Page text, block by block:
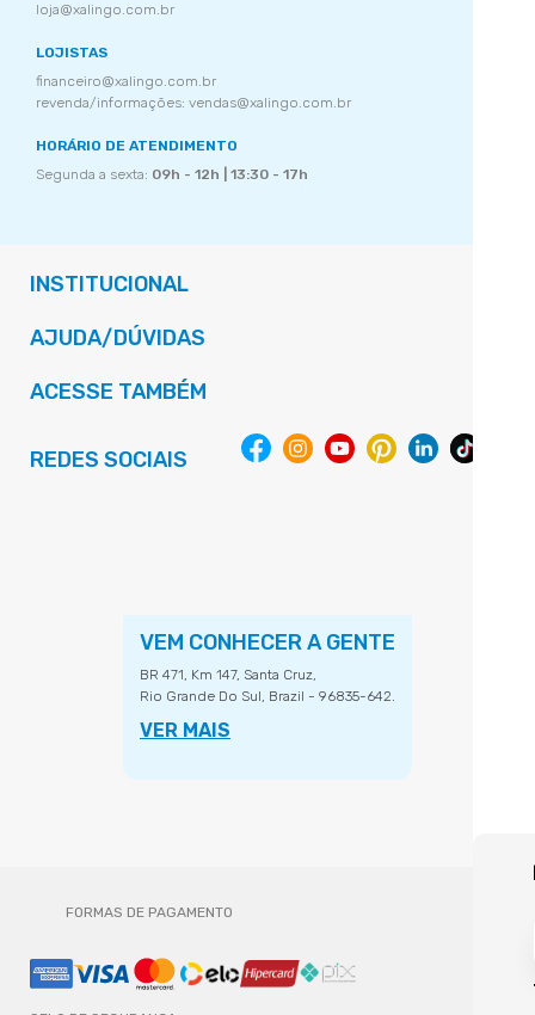
loja@xalingo.com.br
LOJISTAS
financeiro@xalingo.com.br
revenda/informações: vendas@xalingo.com.br
HORÁRIO DE ATENDIMENTO
Segunda a sexta: 09h - 12h | 13:30 - 17h
INSTITUCIONAL
AJUDA/DÚVIDAS
ACESSE TAMBÉM
REDES SOCIAIS
VEM CONHECER A GENTE
BR 471, Km 147, Santa Cruz,
Rio Grande Do Sul, Brazil - 96835-642.
VER MAIS
FORMAS DE PAGAMENTO